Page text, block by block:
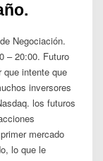
Negociación.
– 20:00. Futuro
que intente que
inversores
los futuros
mercado
lo que le